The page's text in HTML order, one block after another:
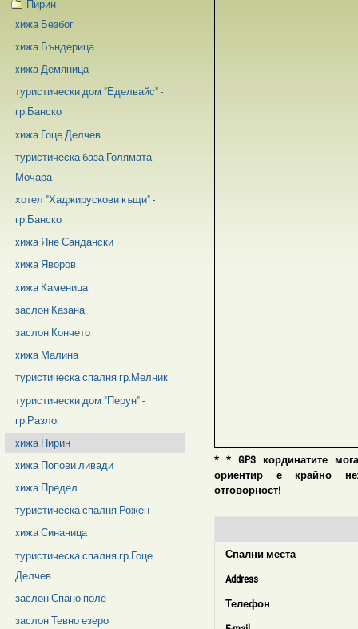
* * GPS кординатите
ориентир е крайно
отговорност!
Спални места
Address
Телефон
Пирин
xижа Безбог
xижа Бъндерица
xижа Демяница
туристически дом "Еделвайс" -
гр.Банско
xижа Гоце Делчев
туристическа база Голямата
Мочара
хотел "Хаджирускови къщи" -
гр.Банско
xижа Яне Сандански
xижа Яворов
xижа Каменица
заслон Казана
заслон Кончето
xижа Малина
туристическа спалня гр.Мелник
туристически дом "Перун" -
гр.Разлог
xижа Пирин
xижа Попови ливади
xижа Предел
туристическа спалня Рожен
xижа Синаница
туристическа спалня гр.Гоце
Делчев
заслон Спано поле
заслон Тевно езеро